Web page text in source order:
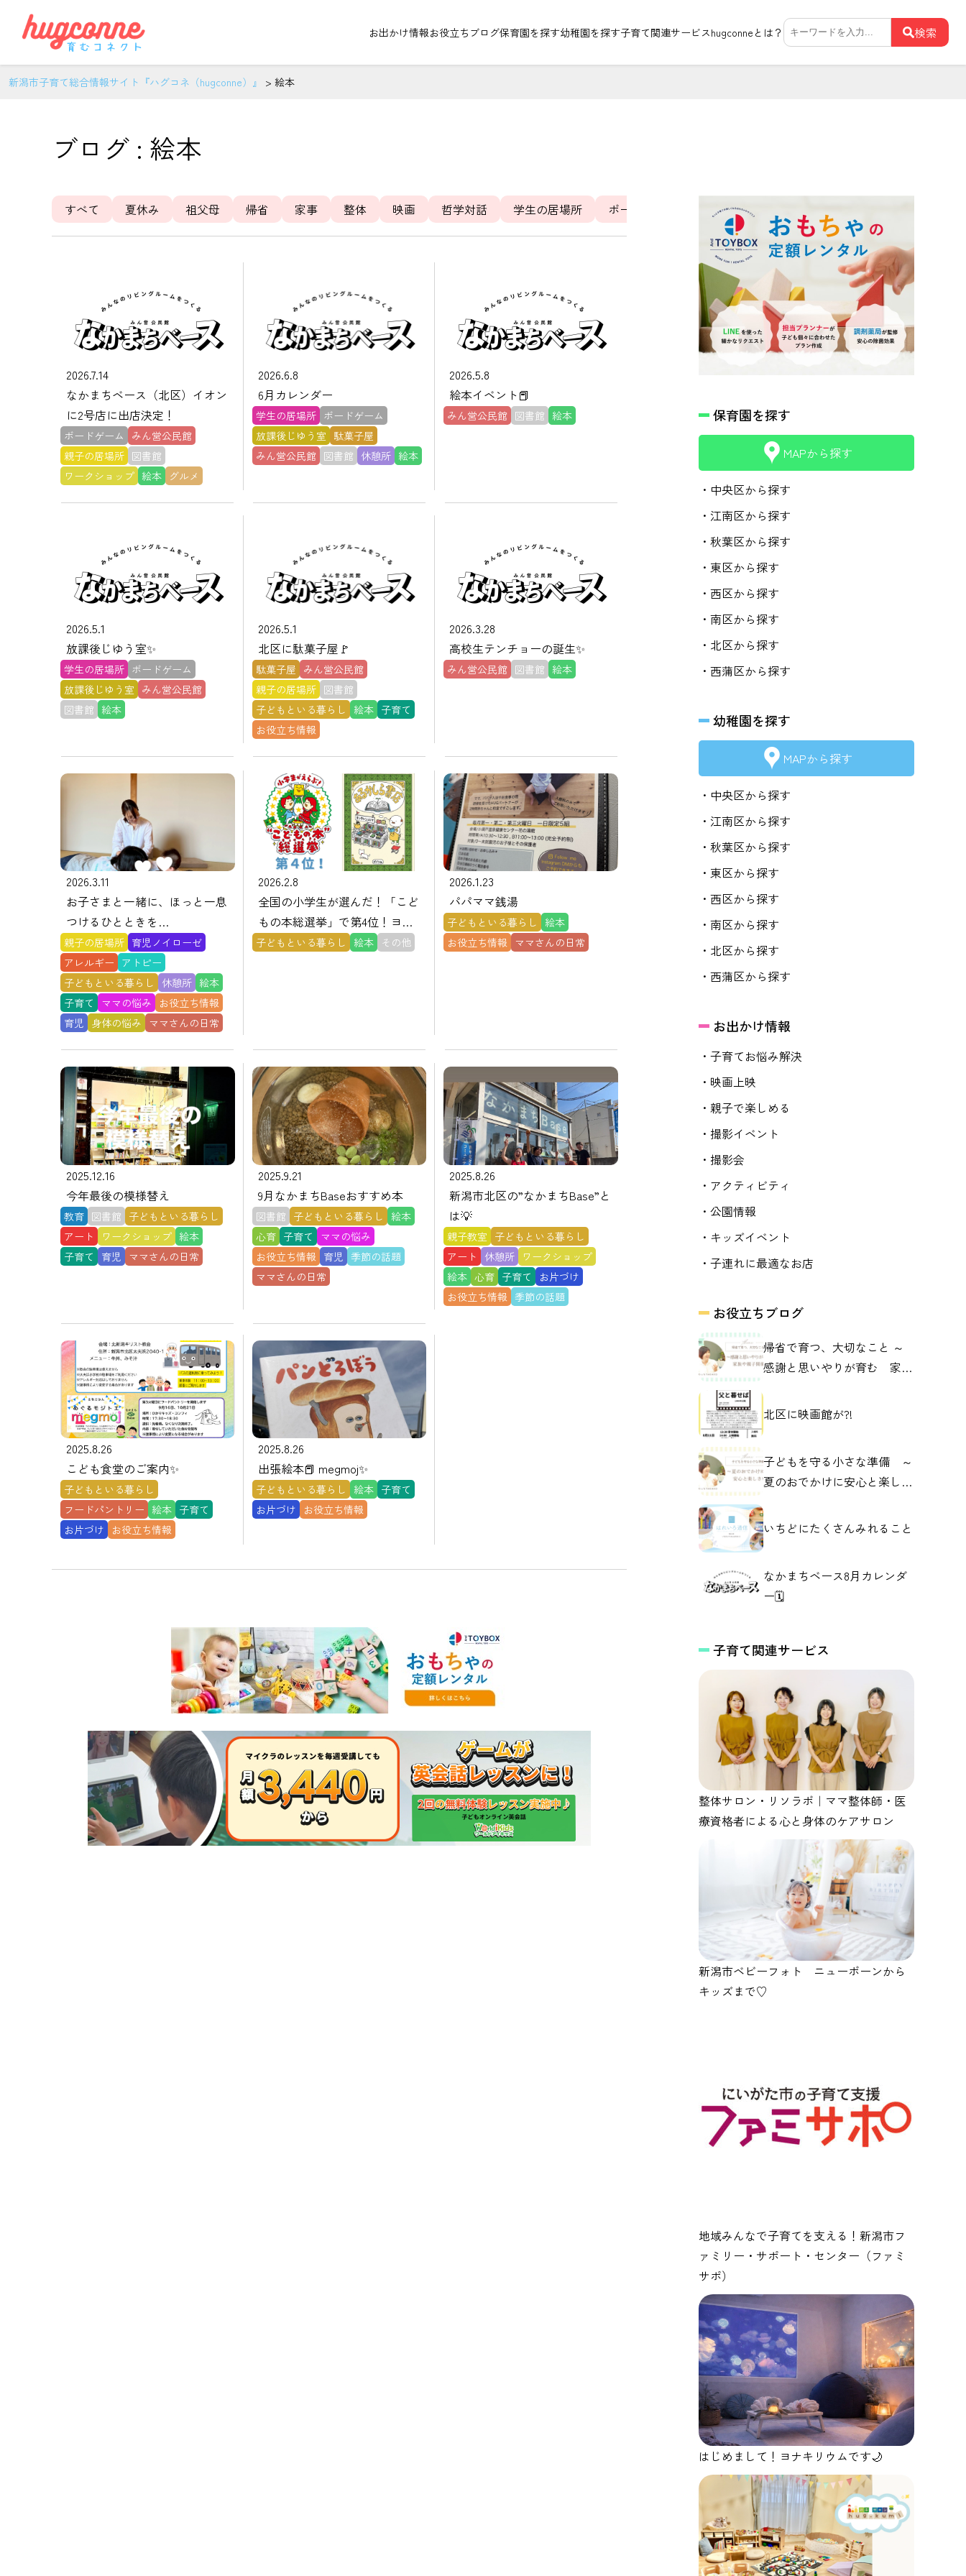
お出かけ情報お役立ちブログ保育園を探す幼稚園を探す子育て関連サービスhugconneとは？ 検
索:
検索
新潟市子育て総合情報サイト『ハグコネ（hugconne）』 > 絵本
ブログ : 絵本
すべて 夏休み 祖父母 帰省 家事 整体 映画 哲学対話 学生の居場所 ボードゲーム 放課後じゆう室 駄菓子屋
2026.7.14
なかまちベース（北区）イオン
に2号店に出店決定！
ボードゲーム
みん営公民館
親子の居場所 図書館
ワークショップ 絵本 グルメ
2026.6.8
6月カレンダー
学生の居場所 ボードゲーム
放課後じゆう室 駄菓子屋
みん営公民館 図書館 休憩所 絵本
2026.5.8
絵本イベント📕
みん営公民館 図書館 絵本
2026.5.1
放課後じゆう室✨
学生の居場所 ボードゲーム
放課後じゆう室 みん営公民館
図書館 絵本
2026.5.1
北区に駄菓子屋🚩
駄菓子屋 みん営公民館
親子の居場所 図書館
子どもといる暮らし 絵本 子育て
お役立ち情報
2026.3.28
高校生テンチョーの誕生✨
みん営公民館 図書館 絵本
2026.3.11
お子さまと一緒に、ほっと一息
つけるひとときを…
親子の居場所 育児ノイローゼ
アレルギー アトピー
子どもといる暮らし
休憩所 絵本
子育て
ママの悩み
お役立ち情報
育児 身体の悩み ママさんの日常
2026.2.8
全国の小学生が選んだ！「こど
もの本総選挙」で第4位！ヨシ
タケシンスケさんの『あるかし
子どもといる暮らし 絵本 その他
2026.1.23
パパママ銭湯
子どもといる暮らし
絵本
お役立ち情報 ママさんの日常
2025.12.16
今年最後の模様替え
教育 図書館 子どもといる暮らし
アート
ワークショップ 絵本
子育て
育児 ママさんの日常
2025.9.21
9月なかまちBaseおすすめ本
図書館 子どもといる暮らし 絵本
心育 子育て
ママの悩み
お役立ち情報 育児 季節の話題
ママさんの日常
2025.8.26
新潟市北区の”なかまちBase”と
は💡
親子教室 子どもといる暮らし
アート
休憩所
ワークショップ
絵本 心育 子育て
お片づけ
お役立ち情報 季節の話題
2025.8.26
こども食堂のご案内✨
子どもといる暮らし
フードパントリー 絵本 子育て
お片づけ
お役立ち情報
2025.8.26
出張絵本📕 megmoj✨
子どもといる暮らし 絵本 子育て
お片づけ
お役立ち情報
保育園を探す
MAPから探す
・中央区から探す
・江南区から探す
・秋葉区から探す
・東区から探す
・西区から探す
・南区から探す
・北区から探す
・西蒲区から探す
幼稚園を探す
MAPから探す
・中央区から探す
・江南区から探す
・秋葉区から探す
・東区から探す
・西区から探す
・南区から探す
・北区から探す
・西蒲区から探す
お出かけ情報
・子育てお悩み解決
・映画上映
・親子で楽しめる
・撮影イベント
・撮影会
・アクティビティ
・公園情報
・キッズイベント
・子連れに最適なお店
お役立ちブログ
帰省で育つ、大切なこと ～
感謝と思いやりが育む 家族
北区に映画館が?!
子どもを守る小さな準備 ～
夏のおでかけに安心と楽しさ
いちどにたくさんみれること
なかまちベース8月カレンダ
ー🗓️
子育て関連サービス
整体サロン・リソラボ｜ママ整体師・医
療資格者による心と身体のケアサロン
新潟市ベビーフォト ニューボーンから
キッズまで♡
地域みんなで子育てを支える！新潟市フ
ァミリー・サポート・センター（ファミ
サポ）
はじめまして！ヨナキリウムです🌙